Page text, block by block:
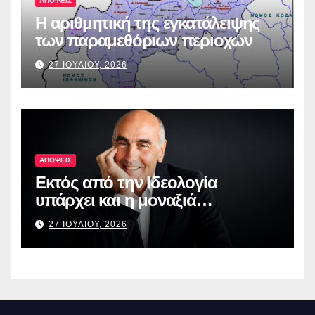
Η αριθμητική της εγκατάλειψης
των παραμεθόριων περιοχών
27 ΙΟΥΛΙΟΥ, 2026
ΑΠΟΨΕΙΣ
Εκτός από την Ιδεολογία
υπάρχει και η μοναξιά…
27 ΙΟΥΛΙΟΥ, 2026